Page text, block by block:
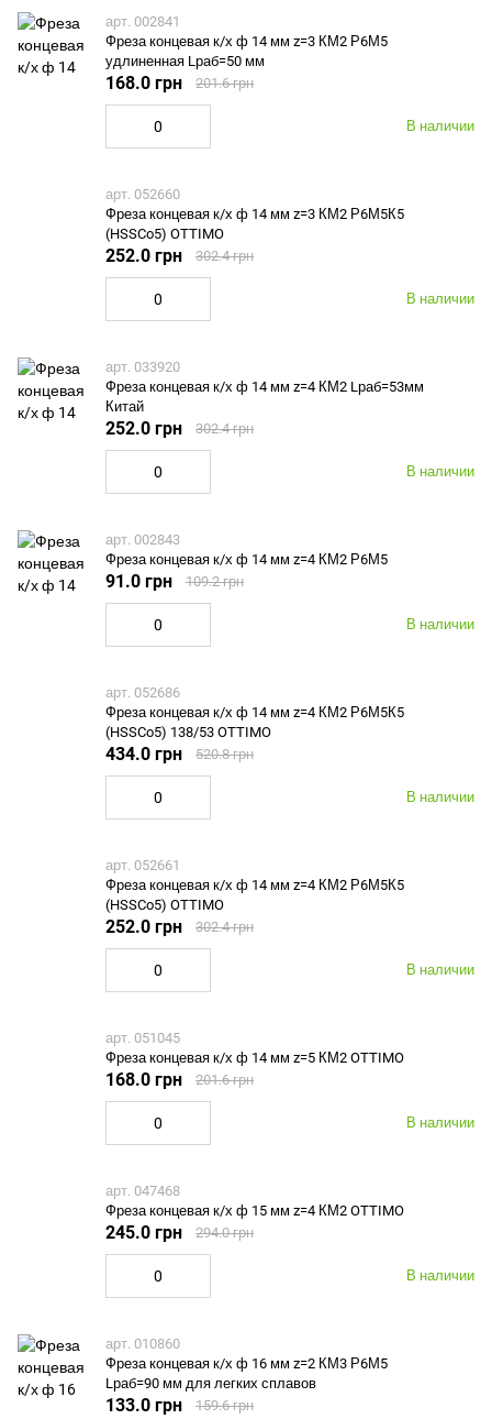
арт. 002841
Фреза концевая к/х ф 14 мм z=3 КМ2 Р6М5
удлиненная Lраб=50 мм
В наличии
168.0 грн 201.6 грн
арт. 052660
Фреза концевая к/х ф 14 мм z=3 КМ2 Р6М5К5
(HSSCo5) OTTIMO
В наличии
252.0 грн 302.4 грн
арт. 033920
Фреза концевая к/х ф 14 мм z=4 КМ2 Lраб=53мм
Китай
В наличии
252.0 грн 302.4 грн
арт. 002843
Фреза концевая к/х ф 14 мм z=4 КМ2 Р6М5
В наличии
91.0 грн 109.2 грн
арт. 052686
Фреза концевая к/х ф 14 мм z=4 КМ2 Р6М5К5
(HSSCo5) 138/53 OTTIMO
В наличии
434.0 грн 520.8 грн
арт. 052661
Фреза концевая к/х ф 14 мм z=4 КМ2 Р6М5К5
(HSSCo5) OTTIMO
В наличии
252.0 грн 302.4 грн
арт. 051045
Фреза концевая к/х ф 14 мм z=5 КМ2 OTTIMO
В наличии
168.0 грн 201.6 грн
арт. 047468
Фреза концевая к/х ф 15 мм z=4 КМ2 OTTIMO
В наличии
245.0 грн 294.0 грн
арт. 010860
Фреза концевая к/х ф 16 мм z=2 КМ3 Р6М5
Lраб=90 мм для легких сплавов
133.0 грн 159.6 грн